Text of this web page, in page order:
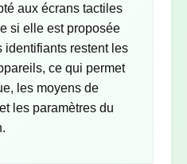
aux écrans tactiles
si elle est proposée
identifiants restent les
ce qui permet
les moyens de
les paramètres du